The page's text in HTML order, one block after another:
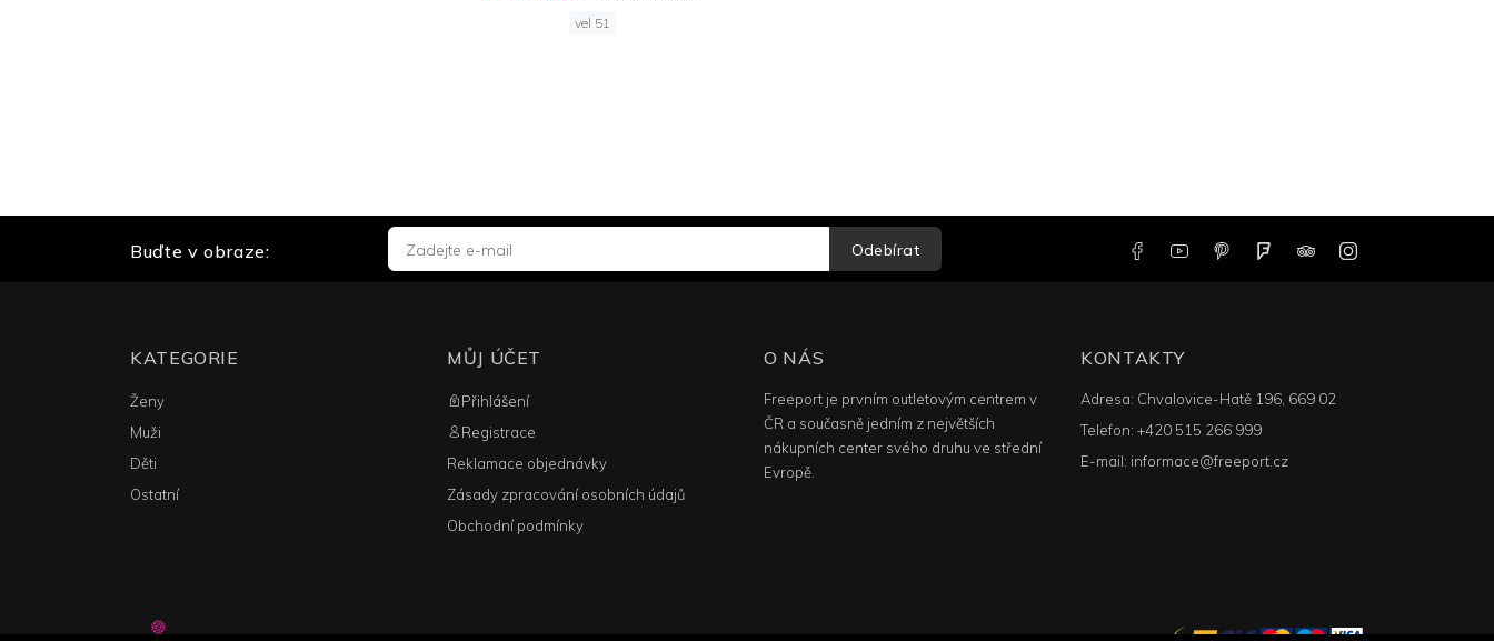
vel 51
Buďte v obraze: Odebírat
KATEGORIE
Ženy
Muži
Děti
Ostatní
MŮJ ÚČET
Přihlášení
Registrace
Reklamace objednávky
Zásady zpracování osobních údajů
Obchodní podmínky
O NÁS
Freeport je prvním outletovým centrem v
ČR a současně jedním z největších
nákupních center svého druhu ve střední
Evropě.
KONTAKTY
Adresa: Chvalovice-Hatě 196, 669 02
Telefon: +420 515 266 999
E-mail: informace@freeport.cz